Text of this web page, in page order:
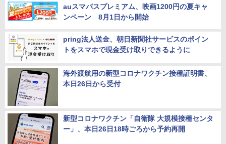
auスマパスプレミアム、映画1200円の夏キャ
ンペーン 8月1日から開始
pring法人送金、朝日新聞社サービスのポイン
トをスマホで現金受け取りできるように
海外渡航用の新型コロナワクチン接種証明書、
本日26日から受付
新型コロナワクチン「自衛隊 大規模接種センタ
ー」、本日26日18時ごろから予約再開